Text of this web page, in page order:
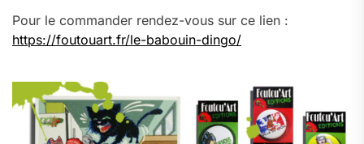
Pour le commander rendez-vous sur ce lien :
https://foutouart.fr/le-babouin-dingo/